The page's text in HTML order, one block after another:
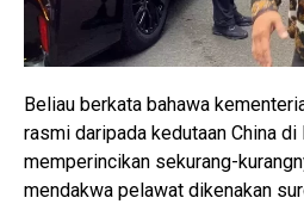
Beliau berkata bahawa
rasmi daripada kedutaan China
memperincikan sekurang-
mendakwa pelawat dikenakan